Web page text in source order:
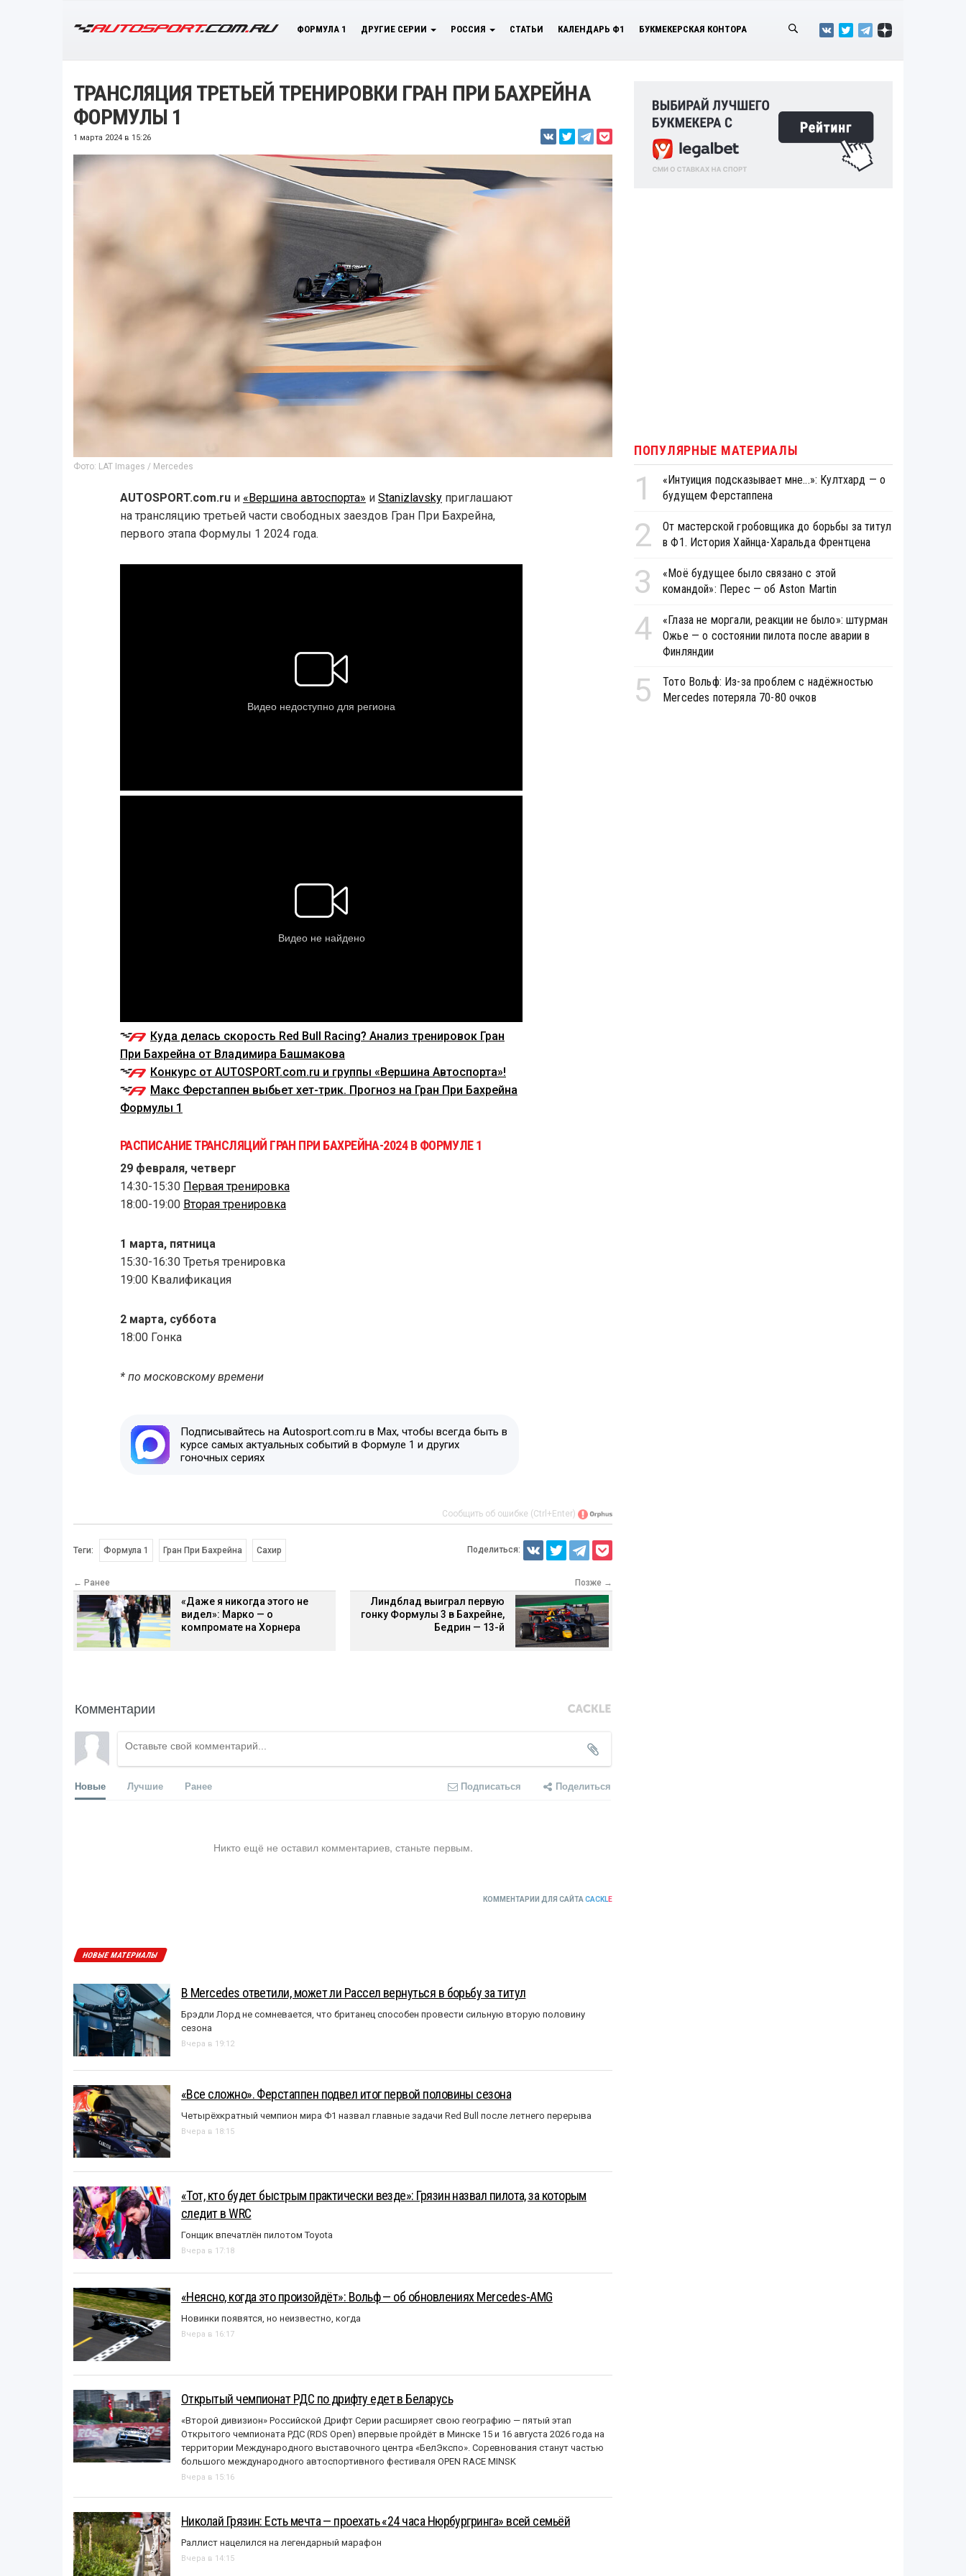
ФОРМУЛА 1 ДРУГИЕ СЕРИИ РОССИЯ СТАТЬИ КАЛЕНДАРЬ Ф1 БУКМЕКЕРСКАЯ КОНТОРА
ТРАНСЛЯЦИЯ ТРЕТЬЕЙ ТРЕНИРОВКИ ГРАН ПРИ БАХРЕЙНА
ФОРМУЛЫ 1
1 марта 2024 в 15:26
Фото: LAT Images / Mercedes
AUTOSPORT.com.ruи «Вершина автоспорта» и Stanizlavskyприглашают
на трансляцию третьей части свободных заездов Гран При Бахрейна,
первого этапа Формулы 1 2024 года.
Куда делась скорость Red Bull Racing? Анализ тренировок Гран
При Бахрейна от Владимира Башмакова
Конкурс от AUTOSPORT.com.ru и группы «Вершина Автоспорта»!
Макс Ферстаппен выбьет хет-трик. Прогноз на Гран При Бахрейна
Формулы 1
РАСПИСАНИЕ ТРАНСЛЯЦИЙ ГРАН ПРИ БАХРЕЙНА-2024 В ФОРМУЛЕ 1
29 февраля, четверг
14:30-15:30 Первая тренировка
18:00-19:00 Вторая тренировка
1 марта, пятница
15:30-16:30 Третья тренировка
19:00 Квалификация
2 марта, суббота
18:00 Гонка
* по московскому времени
Подписывайтесь на Autosport.com.ru в Max, чтобы всегда быть в
курсе самых актуальных событий в Формуле 1 и других
гоночных сериях
Сообщить об ошибке (Ctrl+Enter)
Теги: Формула 1 Гран При Бахрейна Сахир Поделиться:
← Ранее
«Даже я никогда этого не
видел»: Марко — о
компромате на Хорнера
Позже →
Линдблад выиграл первую
гонку Формулы 3 в Бахрейне,
Бедрин — 13-й
Комментарии
Новые Лучшие Ранее Подписаться Поделиться
Никто ещё не оставил комментариев, станьте первым.
КОММЕНТАРИИ ДЛЯ САЙТА CACKLE
НОВЫЕ МАТЕРИАЛЫ
В Mercedes ответили, может ли Рассел вернуться в борьбу за титул
Брэдли Лорд не сомневается, что британец способен провести сильную вторую половину
сезона
Вчера в 19:12
«Все сложно». Ферстаппен подвел итог первой половины сезона
Четырёхкратный чемпион мира Ф1 назвал главные задачи Red Bull после летнего перерыва
Вчера в 18:15
«Тот, кто будет быстрым практически везде»: Грязин назвал пилота, за которым
следит в WRC
Гонщик впечатлён пилотом Toyota
Вчера в 17:18
«Неясно, когда это произойдёт»: Вольф — об обновлениях Mercedes-AMG
Новинки появятся, но неизвестно, когда
Вчера в 16:17
Открытый чемпионат РДС по дрифту едет в Беларусь
«Второй дивизион» Российской Дрифт Серии расширяет свою географию — пятый этап
Открытого чемпионата РДС (RDS Open) впервые пройдёт в Минске 15 и 16 августа 2026 года на
территории Международного выставочного центра «БелЭкспо». Соревнования станут частью
большого международного автоспортивного фестиваля OPEN RACE MINSK
Вчера в 15:16
Николай Грязин: Есть мечта — проехать «24 часа Нюрбургринга» всей семьёй
Раллист нацелился на легендарный марафон
Вчера в 14:15
ПОПУЛЯРНЫЕ МАТЕРИАЛЫ
1
«Интуиция подсказывает мне...»: Култхард — о
будущем Ферстаппена
2
От мастерской гробовщика до борьбы за титул
в Ф1. История Хайнца-Харальда Френтцена
3
«Моё будущее было связано с этой
командой»: Перес — об Aston Martin
4
«Глаза не моргали, реакции не было»: штурман
Ожье — о состоянии пилота после аварии в
Финляндии
5
Тото Вольф: Из-за проблем с надёжностью
Mercedes потеряла 70-80 очков